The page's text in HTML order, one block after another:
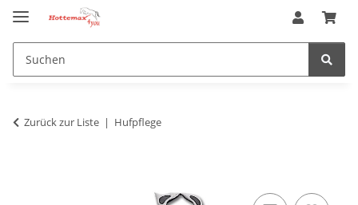
Zurück zur Liste Hufpflege